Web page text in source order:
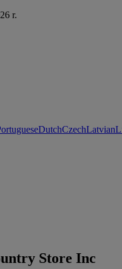
r.
DutchCzechLatvian
Store Inc